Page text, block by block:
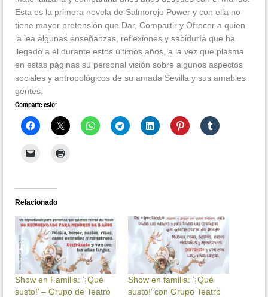
Esta es la primera novela de Salmorejo Power y con ella no
tiene mayor pretensión que Dar, Compartir y Ofrecer a quien
la lea algunas enseñanzas, reflexiones y sabiduría que ha
llegado a él durante estos últimos años, a la vez que plasma
en estas páginas su personal visión sobre algunos aspectos
sociales y antropológicos de su amada Sevilla y sus amables
gentes.
Comparte esto:
Relacionado
Show en Familia: ‘¡Qué
susto!’ – Grupo de Teatro
Show en familia: ‘¡Qué
susto!’ con Grupo Teatro